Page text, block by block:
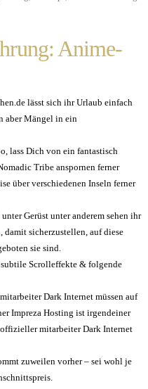
Anime-
lässt sich ihr Urlaub einfach
aber Mängel in ein
lass Dich von ein fantastisch
Tribe anspornen ferner
über verschiedenen Inseln ferner
Gerüst unter anderem sehen ihr
sicherzustellen, auf diese
sie sind.
Scrolleffekte & folgende
Dark Internet müssen auf
Impreza Hosting ist irgendeiner
mitarbeiter Dark Internet
zuweilen vorher – sei wohl je